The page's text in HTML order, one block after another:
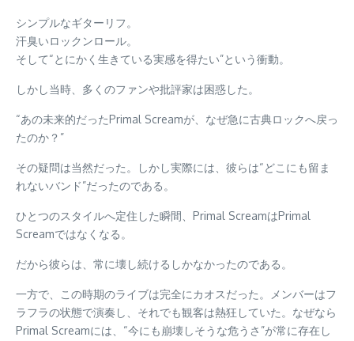
シンプルなギターリフ。
汗臭いロックンロール。
そして“とにかく生きている実感を得たい”という衝動。
しかし当時、多くのファンや批評家は困惑した。
“あの未来的だったPrimal Screamが、なぜ急に古典ロックへ戻っ
たのか？”
その疑問は当然だった。しかし実際には、彼らは“どこにも留ま
れないバンド”だったのである。
ひとつのスタイルへ定住した瞬間、Primal ScreamはPrimal
Screamではなくなる。
だから彼らは、常に壊し続けるしかなかったのである。
一方で、この時期のライブは完全にカオスだった。メンバーはフ
ラフラの状態で演奏し、それでも観客は熱狂していた。なぜなら
Primal Screamには、“今にも崩壊しそうな危うさ”が常に存在し